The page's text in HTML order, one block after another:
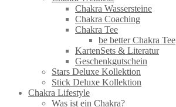
Chakra Wassersteine
Chakra Coaching
Chakra Tee
be better Chakra Tee
KartenSets & Literatur
Geschenkgutschein
Stars Deluxe Kollektion
Stick Deluxe Kollektion
Chakra Lifestyle
Was ist ein Chakra?